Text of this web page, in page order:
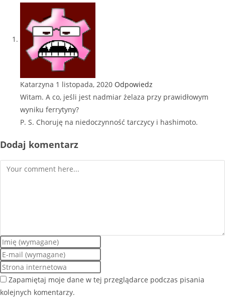
Katarzyna 1 listopada, 2020 Odpowiedz
Witam. A co, jeśli jest nadmiar żelaza przy prawidłowym
wyniku ferrytyny?
P. S. Choruję na niedoczynność tarczycy i hashimoto.
Dodaj komentarz
Zapamiętaj moje dane w tej przeglądarce podczas pisania
kolejnych komentarzy.